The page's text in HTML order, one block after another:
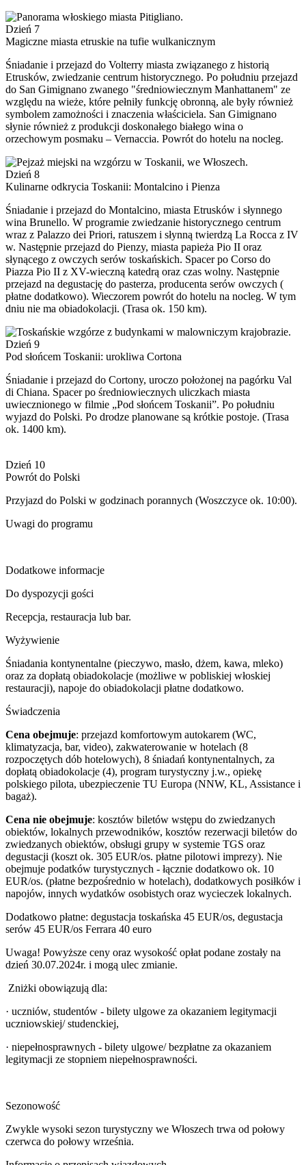
Dzień 7
Magiczne miasta etruskie na tufie wulkanicznym
Śniadanie i przejazd do Volterry miasta związanego z historią
Etrusków, zwiedzanie centrum historycznego. Po południu przejazd
do San Gimignano zwanego "średniowiecznym Manhattanem" ze
względu na wieże, które pełniły funkcję obronną, ale były również
symbolem zamożności i znaczenia właściciela. San Gimignano
słynie również z produkcji doskonałego białego wina o
orzechowym posmaku – Vernaccia. Powrót do hotelu na nocleg.
Dzień 8
Kulinarne odkrycia Toskanii: Montalcino i Pienza
Śniadanie i przejazd do Montalcino, miasta Etrusków i słynnego
wina Brunello. W programie zwiedzanie historycznego centrum
wraz z Palazzo dei Priori, ratuszem i słynną twierdzą La Rocca z IV
w. Następnie przejazd do Pienzy, miasta papieża Pio II oraz
słynącego z owczych serów toskańskich. Spacer po Corso do
Piazza Pio II z XV-wieczną katedrą oraz czas wolny. Następnie
przejazd na degustację do pasterza, producenta serów owczych (
płatne dodatkowo). Wieczorem powrót do hotelu na nocleg. W tym
dniu nie ma obiadokolacji. (Trasa ok. 150 km).
Dzień 9
Pod słońcem Toskanii: urokliwa Cortona
Śniadanie i przejazd do Cortony, uroczo położonej na pagórku Val
di Chiana. Spacer po średniowiecznych uliczkach miasta
uwiecznionego w filmie „Pod słońcem Toskanii”. Po południu
wyjazd do Polski. Po drodze planowane są krótkie postoje. (Trasa
ok. 1400 km).
Dzień 10
Powrót do Polski
Przyjazd do Polski w godzinach porannych (Woszczyce ok. 10:00).
Uwagi do programu
Dodatkowe informacje
Do dyspozycji gości
Recepcja, restauracja lub bar.
Wyżywienie
Śniadania kontynentalne (pieczywo, masło, dżem, kawa, mleko)
oraz za dopłatą obiadokolacje (możliwe w pobliskiej włoskiej
restauracji), napoje do obiadokolacji płatne dodatkowo.
Świadczenia
Cena obejmuje: przejazd komfortowym autokarem (WC,
klimatyzacja, bar, video), zakwaterowanie w hotelach (8
rozpoczętych dób hotelowych), 8 śniadań kontynentalnych, za
dopłatą obiadokolacje (4), program turystyczny j.w., opiekę
polskiego pilota, ubezpieczenie TU Europa (NNW, KL, Assistance i
bagaż).
Cena nie obejmuje: kosztów biletów wstępu do zwiedzanych
obiektów, lokalnych przewodników, kosztów rezerwacji biletów do
zwiedzanych obiektów, obsługi grupy w systemie TGS oraz
degustacji (koszt ok. 305 EUR/os. płatne pilotowi imprezy). Nie
obejmuje podatków turystycznych - łącznie dodatkowo ok. 10
EUR/os. (płatne bezpośrednio w hotelach), dodatkowych posiłków i
napojów, innych wydatków osobistych oraz wycieczek lokalnych.
Dodatkowo płatne: degustacja toskańska 45 EUR/os, degustacja
serów 45 EUR/os Ferrara 40 euro
Uwaga! Powyższe ceny oraz wysokość opłat podane zostały na
dzień 30.07.2024r. i mogą ulec zmianie.
Zniżki obowiązują dla:
· uczniów, studentów - bilety ulgowe za okazaniem legitymacji
uczniowskiej/ studenckiej,
· niepełnosprawnych - bilety ulgowe/ bezpłatne za okazaniem
legitymacji ze stopniem niepełnosprawności.
Sezonowość
Zwykle wysoki sezon turystyczny we Włoszech trwa od połowy
czerwca do połowy września.